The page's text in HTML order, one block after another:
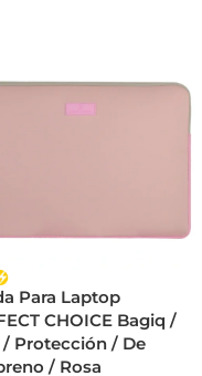
Para Laptop
CHOICE Bagiq /
/ Protección / De
/ Rosa